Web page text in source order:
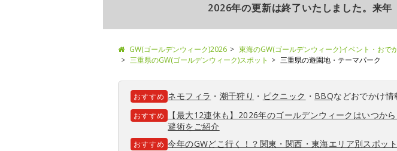
2026年の更新は終了いたしました。来年
GW(ゴールデンウィーク)2026 東海のGW(ゴールデンウィーク)イベント・おで
三重県のGW(ゴールデンウィーク)スポット
三重県の遊園地・テーマパーク
おすすめ ネモフィラ ・ 潮干狩り ・ ピクニック ・ BBQなどおでかけ情
おすすめ
【最大12連休も】2026年のゴールデンウィークはいつか
避術をご紹介
おすすめ 今年のGWどこ行く！？関東・関西・東海エリア別スポッ